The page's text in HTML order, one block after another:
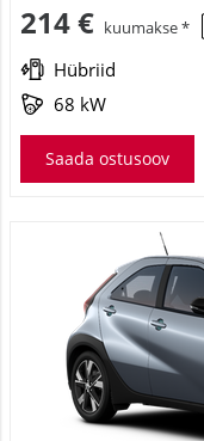
214 € kuumakse *
Hübriid
68 kW
Saada ostusoov